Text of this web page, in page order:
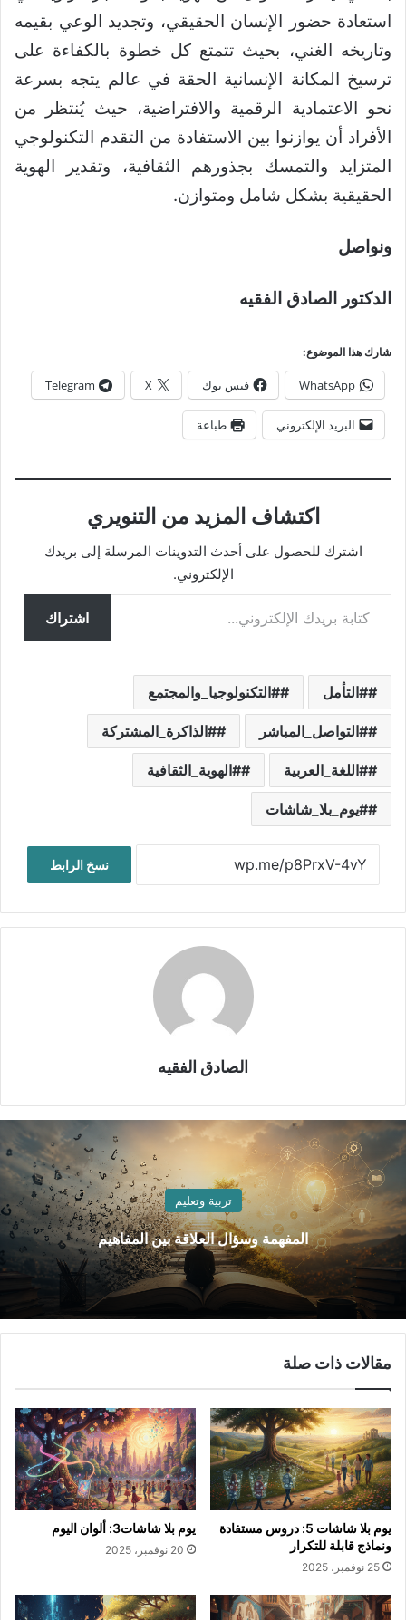
استعادة حضور الإنسان الحقيقي، وتجديد الوعي بقيمه
وتاريخه الغني، بحيث تتمتع كل خطوة بالكفاءة على
ترسيخ المكانة الإنسانية الحقة في عالم يتجه بسرعة
نحو الاعتمادية الرقمية والافتراضية، حيث يُنتظر من
الأفراد أن يوازنوا بين الاستفادة من التقدم التكنولوجي
المتزايد والتمسك بجذورهم الثقافية، وتقدير الهوية
الحقيقية بشكل شامل ومتوازن.
ونواصل
الدكتور الصادق الفقيه
شارك هذا الموضوع:
WhatsApp فيس بوك X
Telegram
البريد الإلكتروني طباعة
اكتشاف المزيد من التنويري
اشترك للحصول على أحدث التدوينات المرسلة إلى بريدك
الإلكتروني.
كتابة بريدك الإلكتروني...
اشتراك
#التأمل #التكنولوجيا_والمجتمع
#التواصل_المباشر #الذاكرة_المشتركة
#اللغة_العربية #الهوية_الثقافية
#يوم_بلا_شاشات
نسخ الرابط
الصادق الفقيه
تربية وتعليم
المفهمة وسؤال العلاقة بين المفاهيم
مقالات ذات صلة
يوم بلا شاشات 5: دروس مستفادة
ونماذج قابلة للتكرار
25 نوفمبر، 2025
يوم بلا شاشات3: ألوان اليوم
20 نوفمبر، 2025